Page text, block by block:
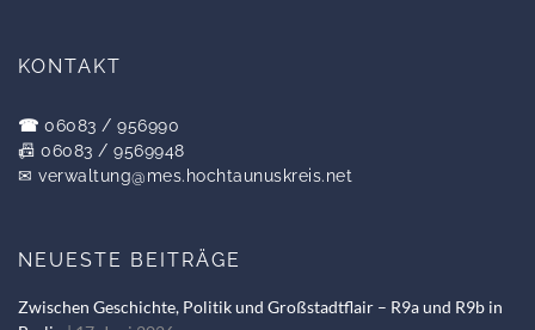
KONTAKT
☎ 06083 / 956990
📠 06083 / 9569948
✉ verwaltung@mes.hochtaunuskreis.net
NEUESTE BEITRÄGE
Zwischen Geschichte, Politik und Großstadtflair – R9a und R9b in